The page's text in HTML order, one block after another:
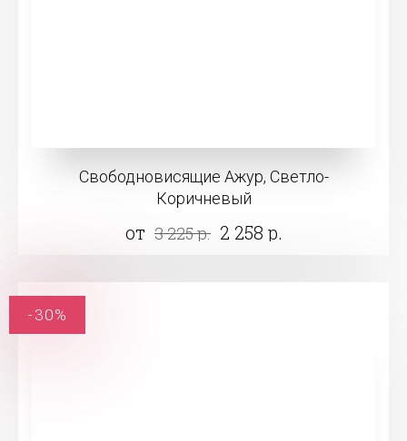
Свободновисящие Ажур, Светло-
Коричневый
от 3 225 р. 2 258 р.
-30%